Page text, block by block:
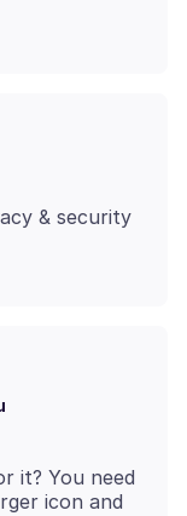
& security
it? You need
icon and